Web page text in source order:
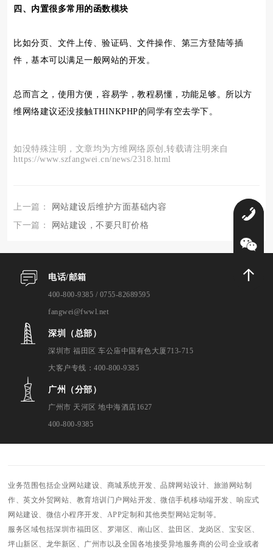
四、内置很多常用的函数模块
比如分页、文件上传、验证码、文件操作、第三方登陆等插
件，基本可以满足一般网站的开发。
总而言之，使用方便，容易学，教程易懂，功能足够。所以方
维网络建议还没接触THINKPHP的同学有空去学下。
如没特殊注明，文章均为方维网络原创,转载请注明来自
https://www.szfangwei.cn/news/2318.html
上一篇：
网站建设后维护方面基础内容
下一篇：
网站建设，不要只盯价格
电话/邮箱
400-800-9385 / 0755-82689595
fangwei@fwwl.net
深圳（总部）
深圳市 福田区 车公庙中国有色大厦713-715
大客户专线：400-800-9385
广州（分部）
广州市 天河区 地中海酒店1627
400-800-9385
业务范围包括企业网站建设、商城系统开发、品牌网站设计、旅游网站制
作、英文外贸网站、教育培训门户网站开发、微信手机移动端开发、响应式
网站建设、微信小程序开发、APP定制和其他类型网站定制等。
服务区域包括深圳市福田区、罗湖区、南山区、盐田区、龙岗区、宝安区、
坪山新区、龙华新区、广州市以及全国各地接受异地服务商的公司企业或者